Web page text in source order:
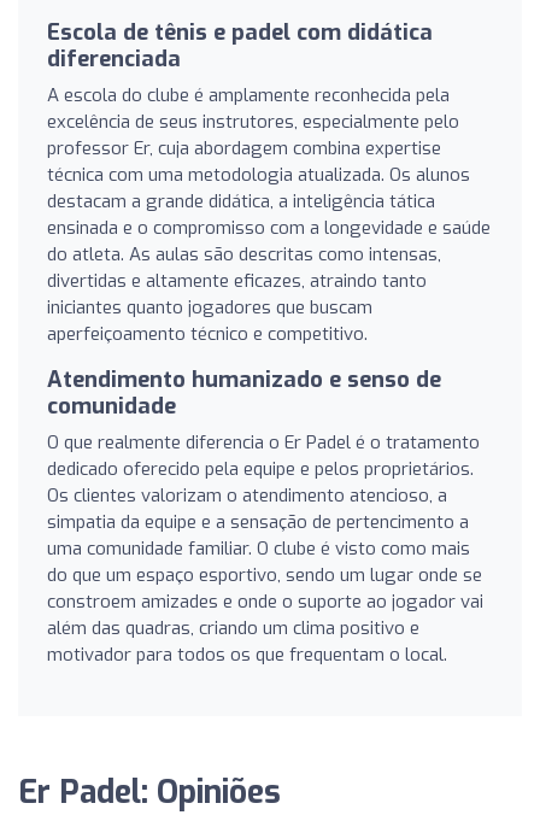
Escola de tênis e padel com didática
diferenciada
A escola do clube é amplamente reconhecida pela
excelência de seus instrutores, especialmente pelo
professor Er, cuja abordagem combina expertise
técnica com uma metodologia atualizada. Os alunos
destacam a grande didática, a inteligência tática
ensinada e o compromisso com a longevidade e saúde
do atleta. As aulas são descritas como intensas,
divertidas e altamente eficazes, atraindo tanto
iniciantes quanto jogadores que buscam
aperfeiçoamento técnico e competitivo.
Atendimento humanizado e senso de
comunidade
O que realmente diferencia o Er Padel é o tratamento
dedicado oferecido pela equipe e pelos proprietários.
Os clientes valorizam o atendimento atencioso, a
simpatia da equipe e a sensação de pertencimento a
uma comunidade familiar. O clube é visto como mais
do que um espaço esportivo, sendo um lugar onde se
constroem amizades e onde o suporte ao jogador vai
além das quadras, criando um clima positivo e
motivador para todos os que frequentam o local.
Er Padel: Opiniões